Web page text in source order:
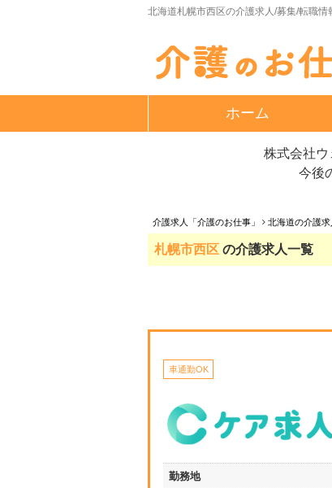
北海道札幌市西区の介護求人/募集/転職情
ホーム
株式会社
今後
介護求人「介護のお仕事」 北海道の介護求
札幌市西区 の介護求人一覧
車通勤OK
勤務地